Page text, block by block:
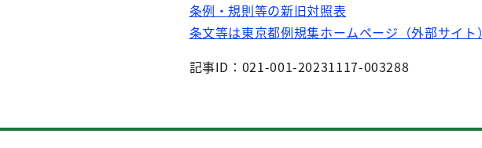
条例・規則等の新旧対照表
条文等は東京都例規集ホームページ（外部サイト）
記事ID：021-001-20231117-003288